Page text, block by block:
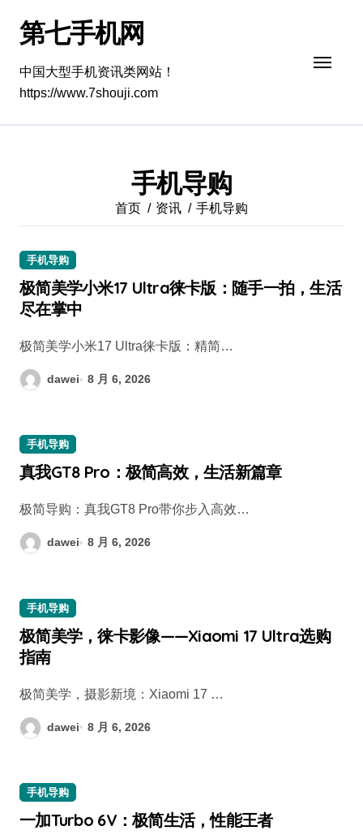
第七手机网
中国大型手机资讯类网站！
https://www.7shouji.com
手机导购
首页 资讯 手机导购
手机导购
极简美学小米17 Ultra徕卡版：随手一拍，生活
尽在掌中
极简美学小米17 Ultra徕卡版：精简…
dawei 8 月 6, 2026
手机导购
真我GT8 Pro：极简高效，生活新篇章
极简导购：真我GT8 Pro带你步入高效…
dawei 8 月 6, 2026
手机导购
极简美学，徕卡影像——Xiaomi 17 Ultra选购
指南
极简美学，摄影新境：Xiaomi 17 …
dawei 8 月 6, 2026
手机导购
一加Turbo 6V：极简生活，性能王者